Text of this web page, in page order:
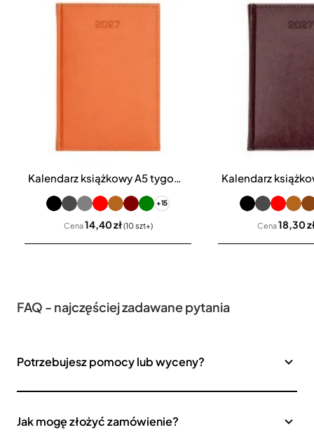
BestsellerKalendarz książkowy A5 tygodniowy Vivella
+15
Cena14,40 zł(10 szt+) Cena18,30
FAQ - najczęściej zadawane pytania
Potrzebujesz pomocy lub wyceny?
Jak mogę złożyć zamówienie?